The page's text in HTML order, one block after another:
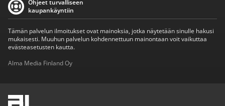
Ohjeet turvalliseen
kaupankäyntiin
Tämän palvelun ilmoitukset ovat mainoksia, jotka näytetään sinulle hakusi
mukaisesti. Muuhun palvelun kohdennettuun mainontaan voit vaikuttaa
evästeasetusten kautta.
Alma Media Finland Oy